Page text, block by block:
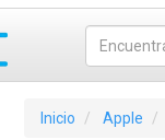
Inicio Apple